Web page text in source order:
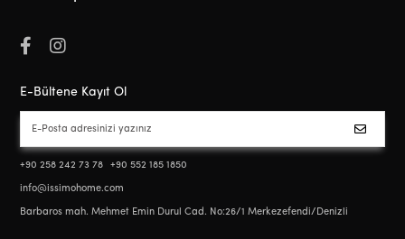
E-Bültene Kayıt Ol
+90 258 242 73 78 +90 552 185 1850
info@issimohome.com
Barbaros mah. Mehmet Emin Durul Cad. No:26/1 Merkezefendi/Denizli